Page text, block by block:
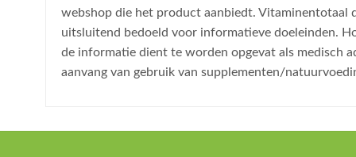
webshop die het product aanbiedt. Vitaminentotaal
uitsluitend bedoeld voor informatieve doeleinden.
de informatie dient te worden opgevat als medisch
aanvang van gebruik van supplementen/